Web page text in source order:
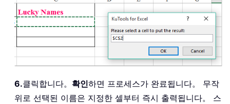
6.클릭합니다。 확인하면 프로세스가 완료됩니다。 무작
위로 선택된 이름은 지정한 셀부터 즉시 출력됩니다。 스